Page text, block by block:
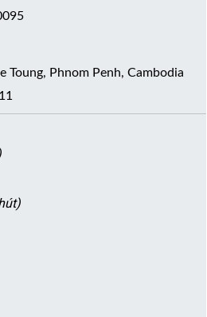
Toung, Phnom Penh, Cambodia